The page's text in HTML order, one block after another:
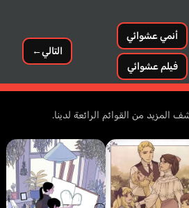
أنمي عشوائي
فيلم عشوائي
التالي←
المزيد من القوائم الرائعة لدينا.